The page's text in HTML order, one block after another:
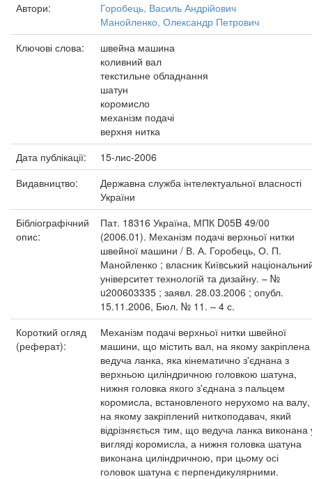
Автори:
Горобець, Василь Андрійович
Манойленко, Олександр Петрович
Ключові слова:
швейна машина
коливний вал
текстильне обладнання
шатун
коромисло
механізм подачі
верхня нитка
Дата публікації:
15-лис-2006
Видавництво:
Державна служба інтелектуальної власності
України
Бібліографічний
опис:
Пат. 18316 Україна, МПК D05B 49/00
(2006.01). Механізм подачі верхньої нитки
швейної машини / В. А. Горобець, О. П.
Манойленко ; власник Київський
університет технологій та дизайну. – №
u200603335 ; заявл. 28.03.2006 ; опубл.
15.11.2006, Бюл. № 11. – 4 с.
Короткий огляд
(реферат):
Механізм подачі верхньої нитки швейної
машини, що містить вал, на якому закріплена
ведуча ланка, яка кінематично з'єднана з
верхньою циліндричною головкою шатуна,
нижня головка якого з'єднана з пальцем
коромисла, встановленого нерухомо на валу,
на якому закріплений ниткоподавач, який
відрізняється тим, що ведуча ланка виконана
вигляді коромисла, а нижня головка шатуна
виконана циліндричною, при цьому осі
головок шатуна є перпендикулярними.